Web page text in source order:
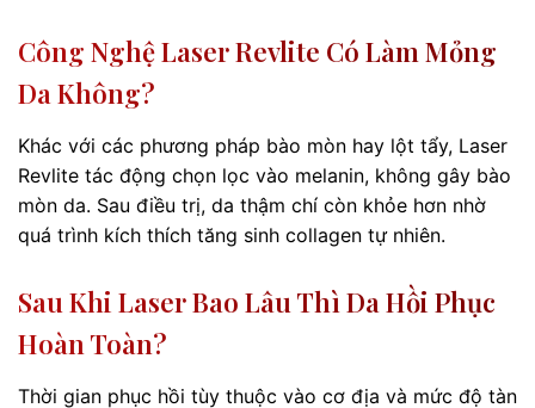
Công Nghệ Laser Revlite Có Làm Mỏng
Da Không?
Khác với các phương pháp bào mòn hay lột tẩy, Laser
Revlite tác động chọn lọc vào melanin, không gây bào
mòn da. Sau điều trị, da thậm chí còn khỏe hơn nhờ
quá trình kích thích tăng sinh collagen tự nhiên.
Sau Khi Laser Bao Lâu Thì Da Hồi Phục
Hoàn Toàn?
Thời gian phục hồi tùy thuộc vào cơ địa và mức độ tàn